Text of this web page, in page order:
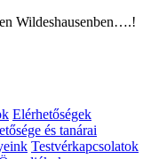
Wildeshausenben….!
Elérhetőségek
és tanárai
Testvérkapcsolatok